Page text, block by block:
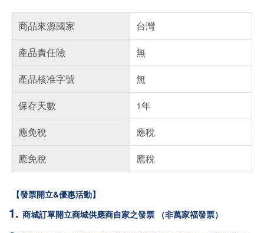
商品來源國家
台灣
產品責任險
無
產品核准字號
無
保存天數
1年
應免稅
應稅
應免稅
應稅
【發票開立&優惠活動】
商城訂單開立商城供應商自家之發票 （非萬家福發票）